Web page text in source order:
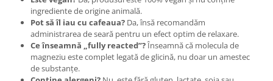
ingrediente de origine animală.
Pot să îl iau cu cafeaua? Da, însă recomandăm
administrarea de seară pentru un efect optim de relaxare.
Ce înseamnă „fully reacted”?Înseamnă că molecula de
magneziu este complet legată de glicină, nu doar un amestec
de substanțe.